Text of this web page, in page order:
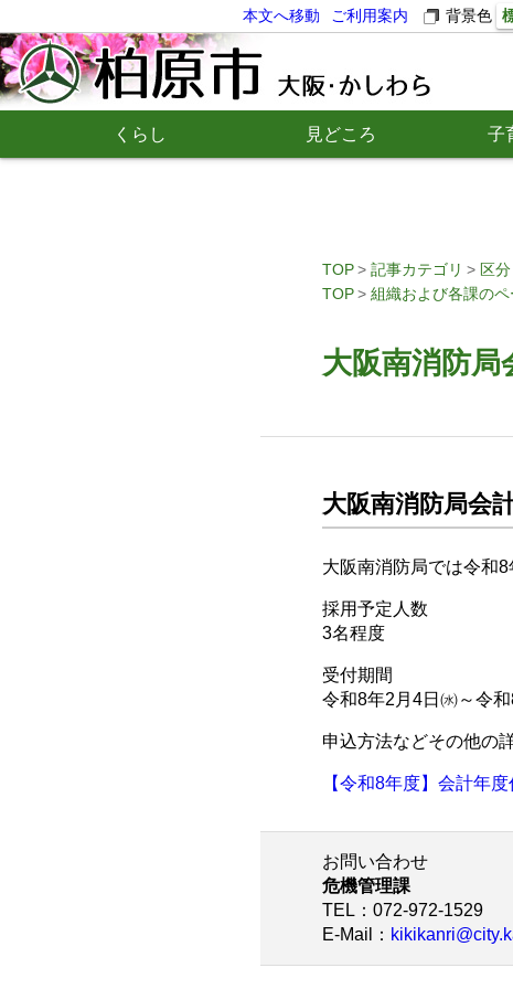
本文へ移動 ご利用案内 背景色
くらし 見どころ 子
TOP 記事カテゴリ 区分
TOP
組織および各課のペ
大阪南消防局
大阪南消防局会
大阪南消防局では令和
採用予定人数
3名程度
受付期間
令和8年2月4日㈬～令
申込方法などその他の
【令和8年度】会計年
お問い合わせ
危機管理課
TEL ：072-972-1529
E-Mail
：